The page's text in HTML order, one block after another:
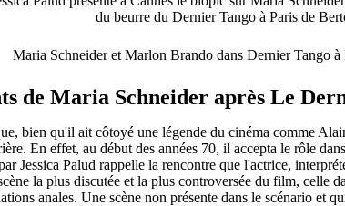
Maria Schneider et Marlon Brando dans Dernier Tango à
de Maria Schneider après Le
bien qu'il ait côtoyé une légende du cinéma comme
En effet, au début des années 70, il accepta le rôle dans
Jessica Palud rappelle la rencontre que l'actrice,
la plus discutée et la plus controversée du film, celle
anales. Une scène non présente dans le scénario et